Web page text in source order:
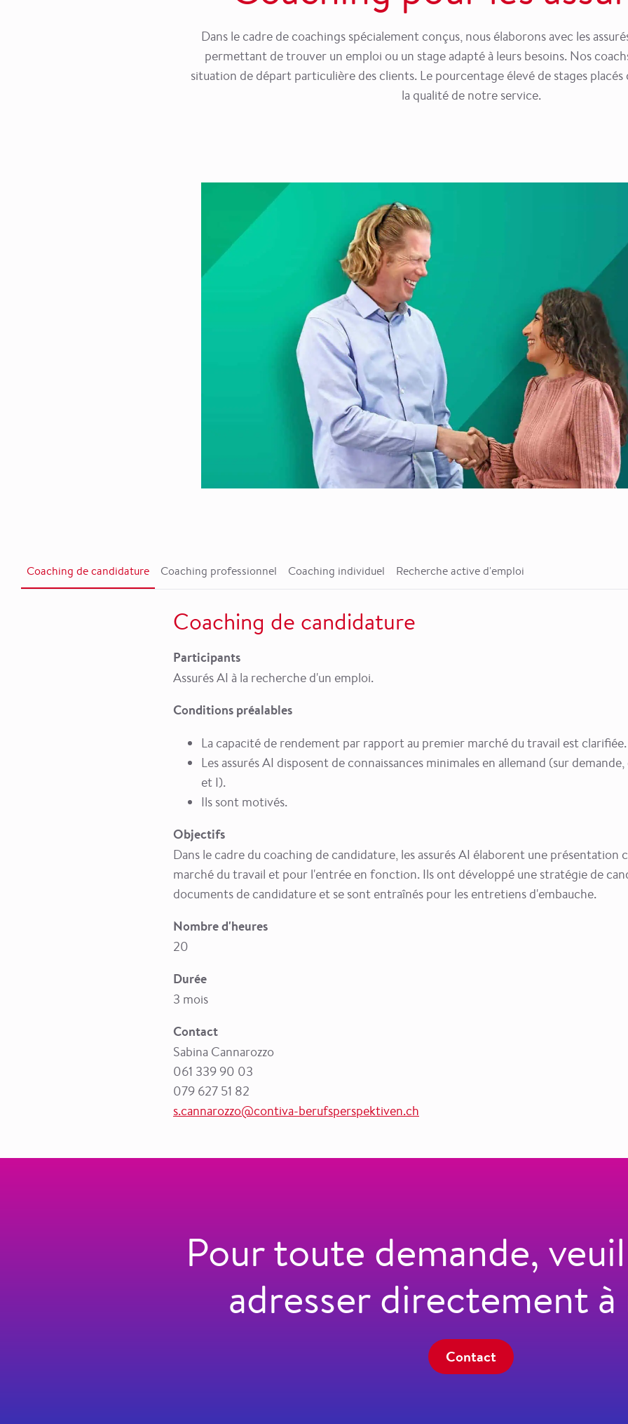
Dans le cadre de coachings spécialement conçus, nous élaborons avec les
permettant de trouver un emploi ou un stage adapté à leurs besoins. Nos
situation de départ particulière des clients. Le pourcentage élevé de stages
la qualité de notre service.
Coaching de candidature Coaching professionnel Coaching individuel Recherche active d'emploi
Coaching de candidature
Participants
Assurés AI à la recherche d'un emploi.
Conditions préalables
La capacité de rendement par rapport au premier marché du travail est clarifiée.
Les assurés AI disposent de connaissances minimales en allemand (sur
et I).
Ils sont motivés.
Objectifs
Dans le cadre du coaching de candidature, les assurés AI élaborent une présentation
marché du travail et pour l'entrée en fonction. Ils ont développé une stratégie de
documents de candidature et se sont entraînés pour les entretiens d'embauche.
Nombre d'heures
20
Durée
3 mois
Contact
Sabina Cannarozzo
061 339 90 03
079 627 51 82
s.cannarozzo@contiva-berufsperspektiven.ch
Pour toute demande,
adresser directement à
Contact